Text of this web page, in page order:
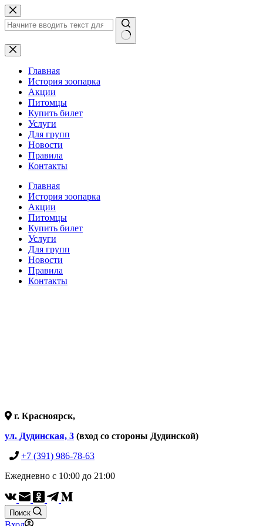
Перейти
к
сути
Ничего
не
найденоГлавная
История зоопарка
Акции
Питомцы
Купить билет
Услуги
Для групп
Новости
Правила
Контакты
Главная
История зоопарка
Акции
Питомцы
Купить билет
Услуги
Для групп
Новости
Правила
Контакты
г. Красноярск,
ул. Дудинская, 3 (вход со стороны Дудинской)
+7 (391) 986-78-63
Ежедневно с 10:00 до 21:00
Поиск